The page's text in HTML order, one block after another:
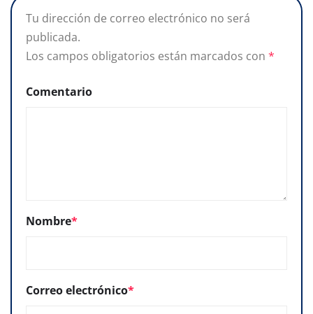
Tu dirección de correo electrónico no será
publicada.
Los campos obligatorios están marcados con *
Comentario
Nombre*
Correo electrónico*